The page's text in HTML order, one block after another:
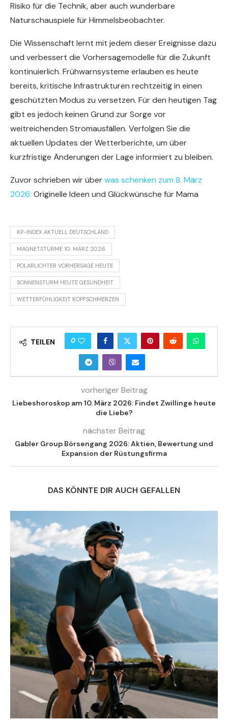
Risiko für die Technik, aber auch wunderbare
Naturschauspiele für Himmelsbeobachter.
Die Wissenschaft lernt mit jedem dieser Ereignisse dazu
und verbessert die Vorhersagemodelle für die Zukunft
kontinuierlich. Frühwarnsysteme erlauben es heute
bereits, kritische Infrastrukturen rechtzeitig in einen
geschützten Modus zu versetzen. Für den heutigen Tag
gibt es jedoch keinen Grund zur Sorge vor
weitreichenden Stromausfällen. Verfolgen Sie die
aktuellen Updates der Wetterberichte, um über
kurzfristige Änderungen der Lage informiert zu bleiben.
Zuvor schrieben wir überwas schenken zum 8. März
2026: Originelle Ideen und Glückwünsche für Mama
KP-INDEX AKTUELL DEUTSCHLAND
MAGNETSTÜRME 10. MÄRZ 2026
POLARLICHTER VORHERSAGE HEUTE
SONNENSTURM HEUTE GESUNDHEIT
WETTERFÜHLIGKEIT KOPFSCHMERZEN
TEILEN 0
vorheriger Beitrag
Liebeshoroskop am 10. März 2026: Findet Zwillinge heute
die Liebe?
nächster Beitrag
Gabler Group Börsengang 2026: Aktien, Bewertung und
Expansion der Rüstungsfirma
DAS KÖNNTE DIR AUCH GEFALLEN